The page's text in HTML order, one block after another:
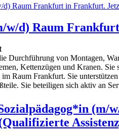
w/d) Raum
Durchführung von Montagen,
Kettenzügen und Kranen.
Raum Frankfurt. Sie
Sie beteiligen sich aktiv an
(m/